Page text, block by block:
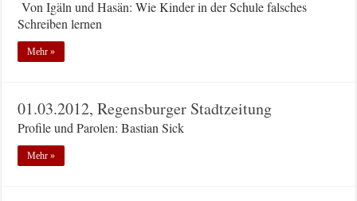
Von Igäln und Hasän: Wie Kinder in der Schule falsches
Schreiben lernen
Mehr »
01.03.2012, Regensburger Stadtzeitung
Profile und Parolen: Bastian Sick
Mehr »